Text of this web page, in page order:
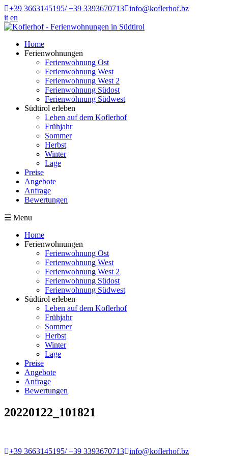
+39 3663145195/ +39 3393670713 info@koflerhof.bz
it en
Home
Ferienwohnungen
Ferienwohnung Ost
Ferienwohnung West
Ferienwohnung West 2
Ferienwohnung Südost
Ferienwohnung Südwest
Südtirol erleben
Leben auf dem Koflerhof
Frühjahr
Sommer
Herbst
Winter
Lage
Preise
Angebote
Anfrage
Bewertungen
☰ Menu
Home
Ferienwohnungen
Ferienwohnung Ost
Ferienwohnung West
Ferienwohnung West 2
Ferienwohnung Südost
Ferienwohnung Südwest
Südtirol erleben
Leben auf dem Koflerhof
Frühjahr
Sommer
Herbst
Winter
Lage
Preise
Angebote
Anfrage
Bewertungen
20220122_101821
+39 3663145195/ +39 3393670713 info@koflerhof.bz